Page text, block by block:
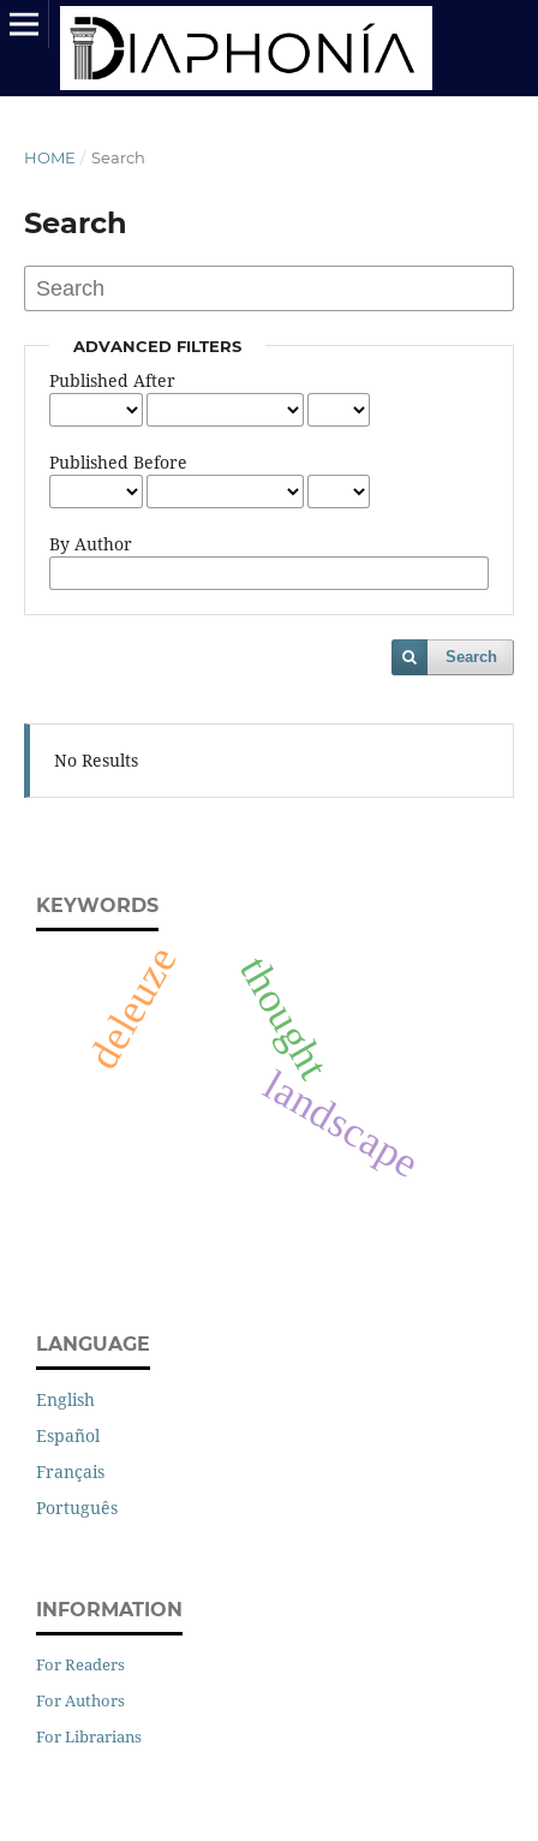
HOME / Search
Search
ADVANCED FILTERS
Published After
Published Before
By Author
Search
No Results
KEYWORDS
deleuze
landscape
thought
LANGUAGE
English
Español
Français
Português
INFORMATION
For Readers
For Authors
For Librarians